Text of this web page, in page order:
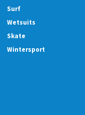
Surf
Wetsuits
Skate
Wintersport